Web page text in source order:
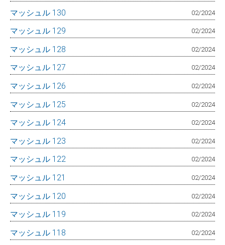
マッシュル 130 02/2024
マッシュル 129 02/2024
マッシュル 128 02/2024
マッシュル 127 02/2024
マッシュル 126 02/2024
マッシュル 125 02/2024
マッシュル 124 02/2024
マッシュル 123 02/2024
マッシュル 122 02/2024
マッシュル 121 02/2024
マッシュル 120 02/2024
マッシュル 119 02/2024
マッシュル 118 02/2024